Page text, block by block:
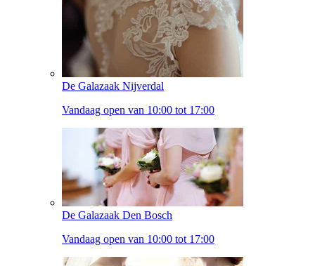
De Galazaak Nijverdal
Vandaag open van 10:00 tot 17:00
De Galazaak Den Bosch
Vandaag open van 10:00 tot 17:00